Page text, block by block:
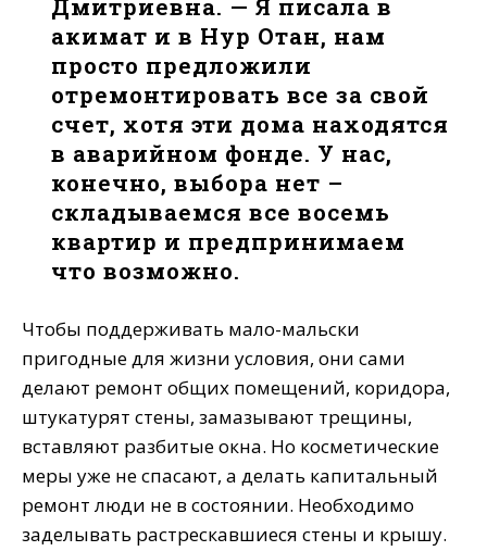
акимат и в Нур Отан, нам
просто предложили
отремонтировать все за свой
счет, хотя эти дома находятся
в аварийном фонде. У нас,
конечно, выбора нет –
складываемся все восемь
квартир и предпринимаем
что возможно.
Чтобы поддерживать мало-мальски
пригодные для жизни условия, они сами
делают ремонт общих помещений, коридора,
штукатурят стены, замазывают трещины,
вставляют разбитые окна. Но косметические
меры уже не спасают, а делать капитальный
ремонт люди не в состоянии. Необходимо
заделывать растрескавшиеся стены и крышу.